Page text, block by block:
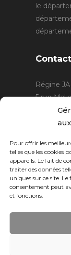
Pour offrir les
telles que les cookies
appareils. Le fait de
traiter des données
uniques sur ce site.
consentement peut
et fonctions.
le
Contact
Régine
5 rue Mal
21220
06 15 15
Horaires :